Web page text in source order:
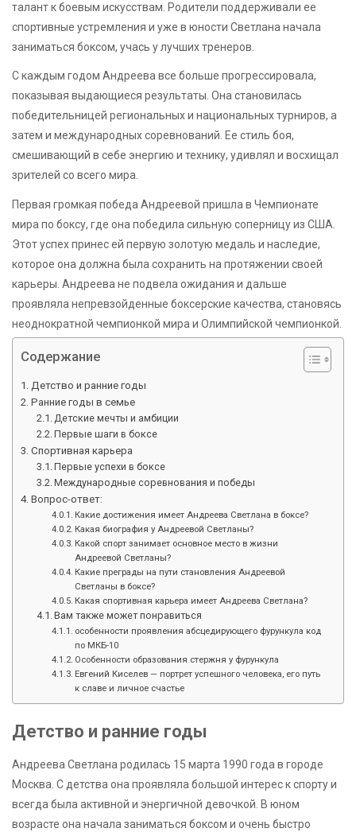
талант к боевым искусствам. Родители поддерживали ее
спортивные устремления и уже в юности Светлана начала
заниматься боксом, учась у лучших тренеров.
С каждым годом Андреева все больше прогрессировала,
показывая выдающиеся результаты. Она становилась
победительницей региональных и национальных турниров, а
затем и международных соревнований. Ее стиль боя,
смешивающий в себе энергию и технику, удивлял и восхищал
зрителей со всего мира.
Первая громкая победа Андреевой пришла в Чемпионате
мира по боксу, где она победила сильную соперницу из США.
Этот успех принес ей первую золотую медаль и наследие,
которое она должна была сохранить на протяжении своей
карьеры. Андреева не подвела ожидания и дальше
проявляла непревзойденные боксерские качества, становясь
неоднократной чемпионкой мира и Олимпийской чемпионкой.
Содержание
Детство и ранние годы
Ранние годы в семье
Детские мечты и амбиции
Первые шаги в боксе
Спортивная карьера
Первые успехи в боксе
Международные соревнования и победы
Вопрос-ответ:
Какие достижения имеет Андреева Светлана в боксе?
Какая биография у Андреевой Светланы?
Какой спорт занимает основное место в жизни
Андреевой Светланы?
Какие преграды на пути становления Андреевой
Светланы в боксе?
Какая спортивная карьера имеет Андреева Светлана?
Вам также может понравиться
особенности проявления абсцедирующего фурункула код
по МКБ-10
Особенности образования стержня у фурункула
Евгений Киселев — портрет успешного человека, его путь
к славе и личное счастье
Детство и ранние годы
Андреева Светлана родилась 15 марта 1990 года в городе
Москва. С детства она проявляла большой интерес к спорту и
всегда была активной и энергичной девочкой. В юном
возрасте она начала заниматься боксом и очень быстро